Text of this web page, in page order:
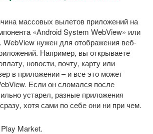
массовых вылетов приложений на
«Android System WebView» или
WebView нужен для отображения веб-
Например, вы открываете
новости, почту, карту или
в приложении – и все это может
Если он сломался после
устарел, разные приложения
хотя сами по себе они ни при чем.
Market.